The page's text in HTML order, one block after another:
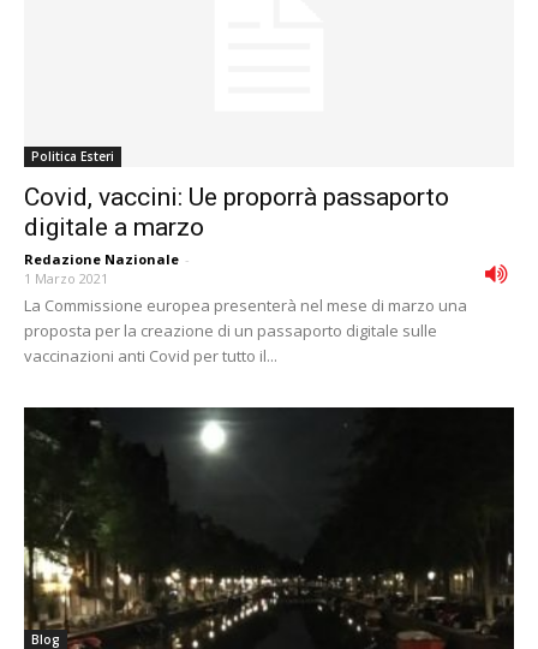
Politica Esteri
Covid, vaccini: Ue proporrà passaporto
digitale a marzo
Redazione Nazionale -
1 Marzo 2021
La Commissione europea presenterà nel mese di marzo una
proposta per la creazione di un passaporto digitale sulle
vaccinazioni anti Covid per tutto il...
Blog